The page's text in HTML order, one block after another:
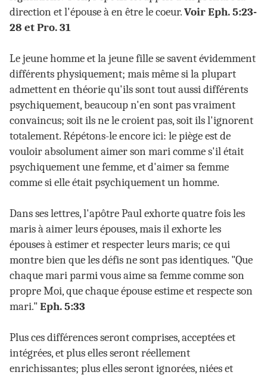
direction et l'épouse à en être le coeur.Voir Eph. 5:23-
28 et Pro. 31
Le jeune homme et la jeune fille se savent évidemment
différents physiquement; mais même si la plupart
admettent en théorie qu'ils sont tout aussi différents
psychiquement, beaucoup n'en sont pas vraiment
convaincus; soit ils ne le croient pas, soit ils l'ignorent
totalement. Répétons-le encore ici: le piège est de
vouloir absolument aimer son mari comme s'il était
psychiquement une femme, et d'aimer sa femme
comme si elle était psychiquement un homme.
Dans ses lettres, l'apôtre Paul exhorte quatre fois les
maris à aimer leurs épouses, mais il exhorte les
épouses à estimer et respecter leurs maris; ce qui
montre bien que les défis ne sont pas identiques. "Que
chaque mari parmi vous aime sa femme comme son
propre Moi, que chaque épouse estime et respecte son
mari." Eph. 5:33
Plus ces différences seront comprises, acceptées et
intégrées, et plus elles seront réellement
enrichissantes; plus elles seront ignorées, niées et